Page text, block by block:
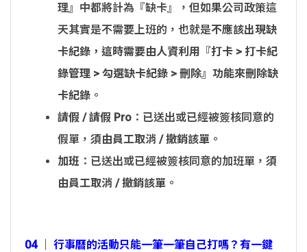
理』中都將計為『缺卡』，但如果公司政策這
天其實是不需要上班的，也就是不應該出現缺
卡紀錄，這時需要由人資利用『打卡 > 打卡紀
錄管理 > 勾選缺卡紀錄 > 刪除』功能來刪除缺
卡紀錄 。
請假 / 請假 Pro ：已送出或已經被簽核同意的
假單， 須由員工取消 / 撤銷該單 。
加班 ：已送出或已經被簽核同意的加班單， 須
由員工取消 / 撤銷該單 。
04 │ 行事曆的活動只能一筆一筆自己打嗎？有一鍵